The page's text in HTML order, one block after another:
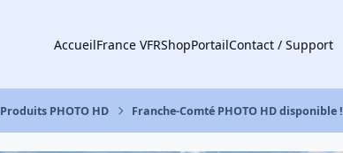
AccueilFrance VFRShopPortailContact / Support
Produits PHOTO HD Franche-Comté PHOTO HD disponible !